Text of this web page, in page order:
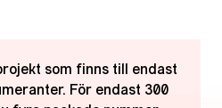
som finns till endast
För endast 300